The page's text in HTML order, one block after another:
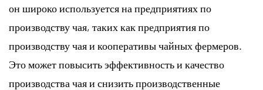
он широко используется на предприятиях по
производству чая, таких как предприятия по
производству чая и кооперативы чайных фермеров.
Это может повысить эффективность и качество
производства чая и снизить производственные